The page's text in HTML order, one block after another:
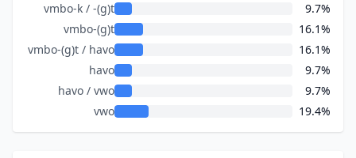
vmbo-k / -(g)t
9.7%
vmbo-(g)t
16.1%
vmbo-(g)t / havo
16.1%
havo
9.7%
havo / vwo
9.7%
vwo
19.4%